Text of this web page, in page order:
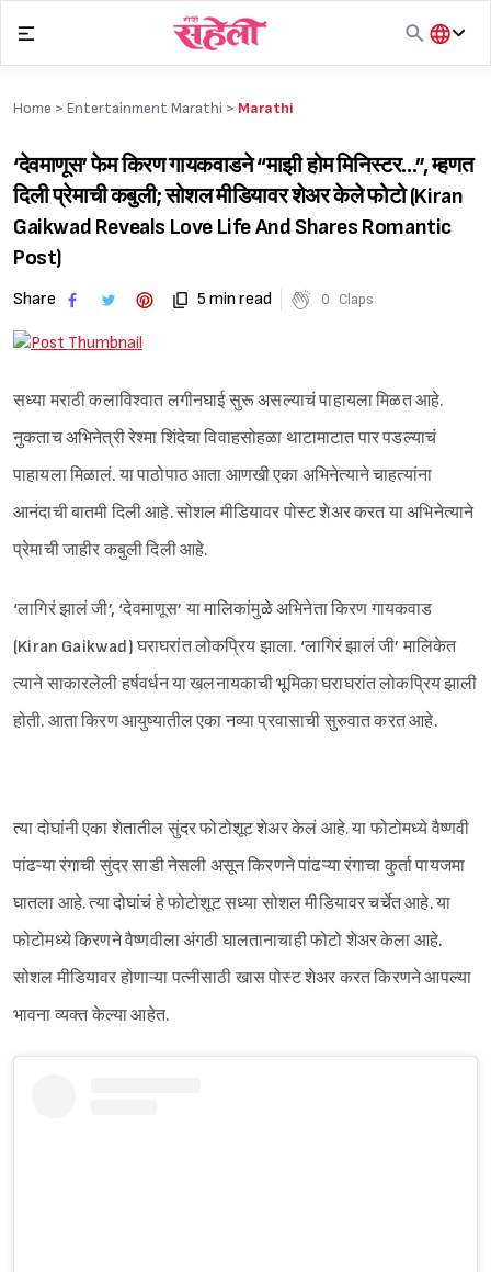
content
हिंदी
Home > Entertainment Marathi > Marathi
‘देवमाणूस’ फेम किरण गायकवाडने “माझी होम मिनिस्टर…”, म्हणत
दिली प्रेमाची कबुली; सोशल मीडियावर शेअर केले फोटो (Kiran
Gaikwad Reveals Love Life And Shares Romantic
Post)
Share 5 min read 0 Claps
सध्या मराठी कलाविश्वात लगीनघाई सुरू असल्याचं पाहायला मिळत आहे.
नुकताच अभिनेत्री रेश्मा शिंदेचा विवाहसोहळा थाटामाटात पार पडल्याचं
पाहायला मिळालं. या पाठोपाठ आता आणखी एका अभिनेत्याने चाहत्यांना
आनंदाची बातमी दिली आहे. सोशल मीडियावर पोस्ट शेअर करत या अभिनेत्याने
प्रेमाची जाहीर कबुली दिली आहे.
‘लागिरं झालं जी’, ‘देवमाणूस’ या मालिकांमुळे अभिनेता किरण गायकवाड
(Kiran Gaikwad) घराघरांत लोकप्रिय झाला. ‘लागिरं झालं जी’ मालिकेत
त्याने साकारलेली हर्षवर्धन या खलनायकाची भूमिका घराघरांत लोकप्रिय झाली
होती. आता किरण आयुष्यातील एका नव्या प्रवासाची सुरुवात करत आहे.
त्या दोघांनी एका शेतातील सुंदर फोटोशूट शेअर केलं आहे. या फोटोमध्ये वैष्णवी
पांढऱ्या रंगाची सुंदर साडी नेसली असून किरणने पांढऱ्या रंगाचा कुर्ता पायजमा
घातला आहे. त्या दोघांचं हे फोटोशूट सध्या सोशल मीडियावर चर्चेत आहे. या
फोटोमध्ये किरणने वैष्णवीला अंगठी घालतानाचाही फोटो शेअर केला आहे.
सोशल मीडियावर होणाऱ्या पत्नीसाठी खास पोस्ट शेअर करत किरणने आपल्या
भावना व्यक्त केल्या आहेत.